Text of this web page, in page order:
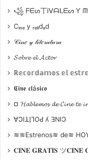
꧁ ᖴᗴᔕ丅Ꭵᐯᗩᒪᗴᔕ Ƴ
Cᵢₙₑ y ᵣₑₗᵢdₐd
𝒞𝒾𝓃𝑒 𝓎 𝓁𝒾𝓉𝑒𝓇𝒶𝓉𝓊𝓇𝒶
𝓢𝓸𝓫𝓻𝓮 𝓮𝓵 𝓐𝓬𝓽𝓸𝓻
ℝ𝕖𝕔𝕠𝕣𝕕𝕒𝕞𝕠𝕤 𝕖𝕝
𝕮𝖎𝖓𝖊 𝖈𝖑á𝖘𝖎𝖈𝖔
¤ 𝓗𝓪𝓫𝓵𝓮𝓶𝓸𝓼 𝓭𝓮 𝓒𝓲𝓷𝓮 𝓽𝓮
∀ϽIꓕI̗⅂OԀ ʎ ƎNIϽ
≋≋Estrenos≋ de≋
𝐂𝐈𝐍𝐄 𝐆𝐑𝐀𝐓𝐈𝐒 ツ𝐂𝐈𝐍𝐄